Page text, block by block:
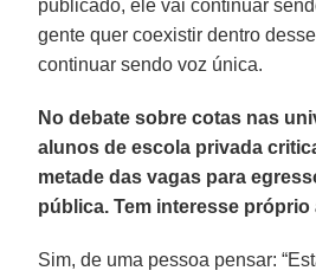
publicado, ele vai continuar
gente quer coexistir dentro
continuar sendo voz única.
No debate sobre cotas nas
alunos de escola privada
metade das vagas para
pública. Tem interesse próprio
Sim, de uma pessoa pensar: